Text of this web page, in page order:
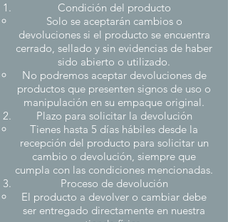
Condición del producto
Solo se aceptarán cambios o
devoluciones si el producto se encuentra
cerrado, sellado y sin evidencias de haber
sido abierto o utilizado.
No podremos aceptar devoluciones de
productos que presenten signos de uso o
manipulación en su empaque original.
Plazo para solicitar la devolución
Tienes hasta 5 días hábiles desde la
recepción del producto para solicitar un
cambio o devolución, siempre que
cumpla con las condiciones mencionadas.
Proceso de devolución
El producto a devolver o cambiar debe
ser entregado directamente en nuestra